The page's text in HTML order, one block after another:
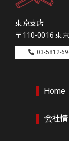
東京支店
〒110-0016 東
03-5812-
Home
会社